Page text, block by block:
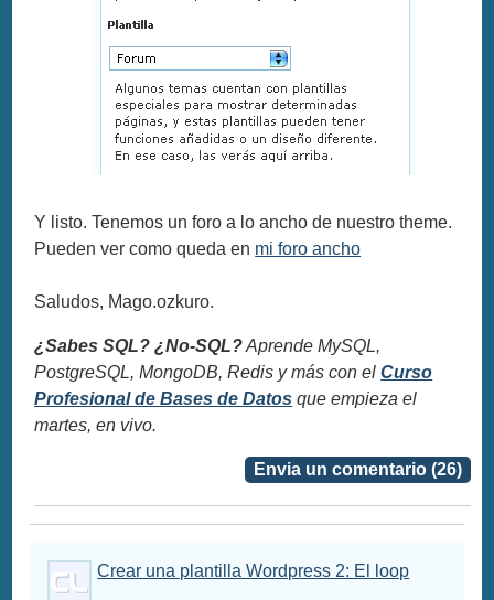
Y listo. Tenemos un foro a lo ancho de nuestro theme.
Pueden ver como queda en mi foro ancho
Saludos, Mago.ozkuro.
¿Sabes SQL? ¿No-SQL?Aprende MySQL,
PostgreSQL, MongoDB, Redis y más con elCurso
Profesional de Bases de Datos que empieza el
martes, en vivo.
Envia un comentario (26)
Crear una plantilla Wordpress 2: El loop